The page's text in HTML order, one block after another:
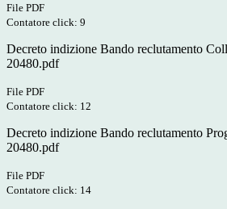
File PDF
Contatore click: 9
Decreto indizione Bando reclutamento
20480.pdf
File PDF
Contatore click: 12
Decreto indizione Bando reclutamento
20480.pdf
File PDF
Contatore click: 14